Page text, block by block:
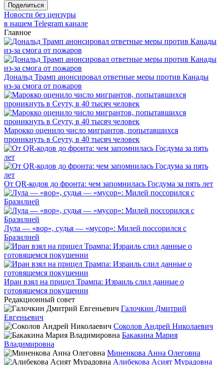
Поделиться
Новости без цензуры
в нашем Telegram канале
Главное
Дональд Трамп анонсировал ответные меры против Канады
из-за смога от пожаров
Марокко оценило число мигрантов, попытавшихся
проникнуть в Сеуту, в 40 тысяч человек
От QR-кодов до фронта: чем запомнилась Госдума за пять лет
Лула — «вор», судья — «мусор»: Милей поссорился с
Бразилией
Иран взял на прицел Трампа: Израиль слил данные о
готовящемся покушении
Редакционный совет
Галочкин Дмитрий
Евгеньевич
Соколов Андрей Николаевич
Бакакина Мария
Владимировна
Миненкова Анна Олеговна
Алибекова Асият Мурадовна